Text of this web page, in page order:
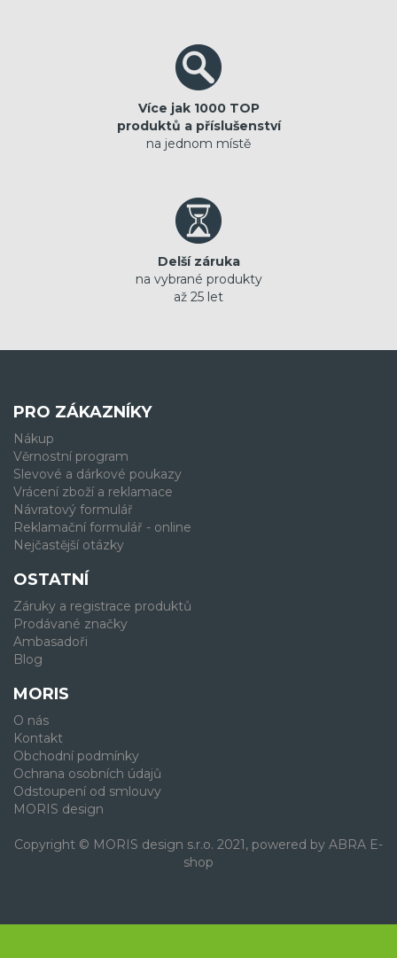
Více jak 1000 TOP
produktů a příslušenství
na jednom místě
Delší záruka
na vybrané produkty
až 25 let
PRO ZÁKAZNÍKY
Nákup
Věrnostní program
Slevové a dárkové poukazy
Vrácení zboží a reklamace
Návratový formulář
Reklamační formulář - online
Nejčastější otázky
OSTATNÍ
Záruky a registrace produktů
Prodávané značky
Ambasadoři
Blog
MORIS
O nás
Kontakt
Obchodní podmínky
Ochrana osobních údajů
Odstoupení od smlouvy
MORIS design
Copyright © MORIS design s.r.o. 2021, powered by ABRA E-
shop